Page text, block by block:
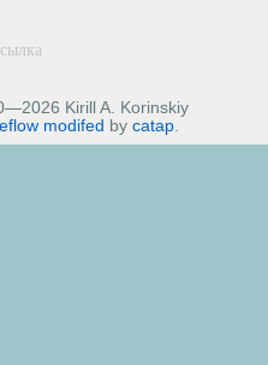
Kirill A. Korinskiy
modifed by catap.